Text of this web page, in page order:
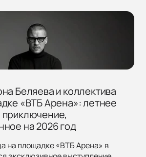
Беляева и коллектива
«ВТБ Арена»: летнее
на 2026 год
на площадке «ВТБ Арена» в